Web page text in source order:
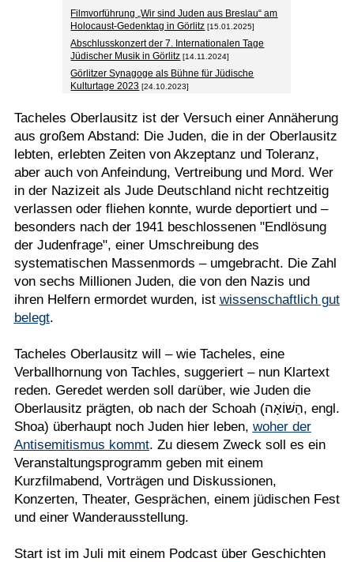
Filmvorführung „Wir sind Juden aus Breslau“ am
Holocaust-Gedenktag in Görlitz [15.01.2025]
Abschlusskonzert der 7. Internationalen Tage
Jüdischer Musik in Görlitz [14.11.2024]
Görlitzer Synagoge als Bühne für Jüdische
Kulturtage 2023 [24.10.2023]
Tacheles Oberlausitz ist der Versuch einer Annäherung
aus großem Abstand: Die Juden, die in der Oberlausitz
lebten, erlebten Zeiten von Akzeptanz und Toleranz,
aber auch von Anfeindung, Vertreibung und Mord. Wer
in der Nazizeit als Jude Deutschland nicht rechtzeitig
verlassen oder fliehen konnte, wurde deportiert und –
besonders nach der 1941 beschlossenen "Endlösung
der Judenfrage", einer Umschreibung des
systematischen Massenmords – umgebracht. Die Zahl
von sechs Millionen Juden, die von den Nazis und
ihren Helfern ermordet wurden, ist wissenschaftlich gut
belegt.
Tacheles Oberlausitz will – wie Tacheles, eine
Verballhornung von Tachles, suggeriert – nun Klartext
reden. Geredet werden soll darüber, wie Juden die
Oberlausitz prägten, ob nach der Schoah (הַשּׁוֹאָה, engl.
Shoa) überhaupt noch Juden hier leben, woher der
Antisemitismus kommt. Zu diesem Zweck soll es ein
Veranstaltungsprogramm geben mit einem
Kurzfilmabend, Vorträgen und Diskussionen,
Konzerten, Theater, Gesprächen, einem jüdischen Fest
und einer Wanderausstellung.
Start ist im Juli mit einem Podcast über Geschichten